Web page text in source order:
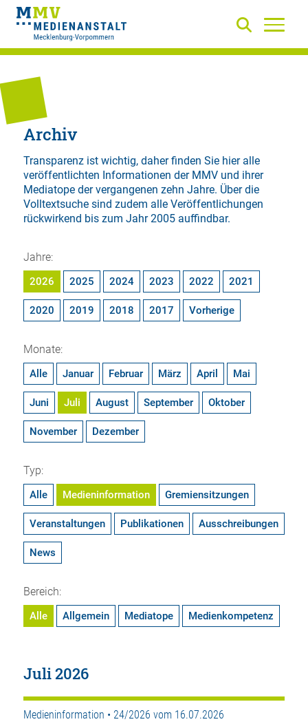
Archiv
Transparenz ist wichtig, daher finden Sie hier alle
veröffentlichten Informationen der MMV und ihrer
Mediatope der vergangenen zehn Jahre. Über die
Volltextsuchesind zudem alle Veröffentlichungen
rückwirkend bis zum Jahr 2005 auffindbar.
Jahre:
2026 2025 2024 2023 2022 2021
2020 2019 2018 2017 Vorherige
Monate:
Alle Januar Februar März April Mai
Juni Juli August September Oktober
November Dezember
Typ:
Alle Medieninformation Gremiensitzungen
Veranstaltungen Publikationen Ausschreibungen
News
Bereich:
Alle Allgemein Mediatope Medienkompetenz
Juli 2026
Medieninformation • 24/2026 vom 16.07.2026